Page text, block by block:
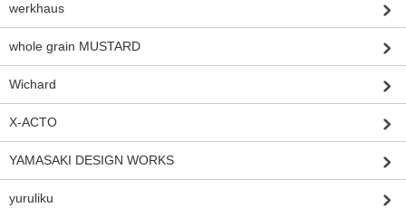
werkhaus
whole grain MUSTARD
Wichard
X-ACTO
YAMASAKI DESIGN WORKS
yuruliku